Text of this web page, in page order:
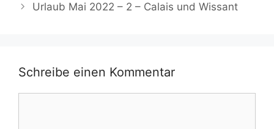
Urlaub Mai 2022 – 2 – Calais und Wissant
Schreibe einen Kommentar